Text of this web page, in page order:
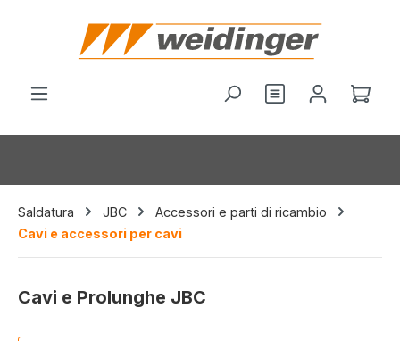
principale
Il
Saldatura JBC
Accessori e parti di ricambio
Cavi e accessori per cavi
Cavi e Prolunghe JBC